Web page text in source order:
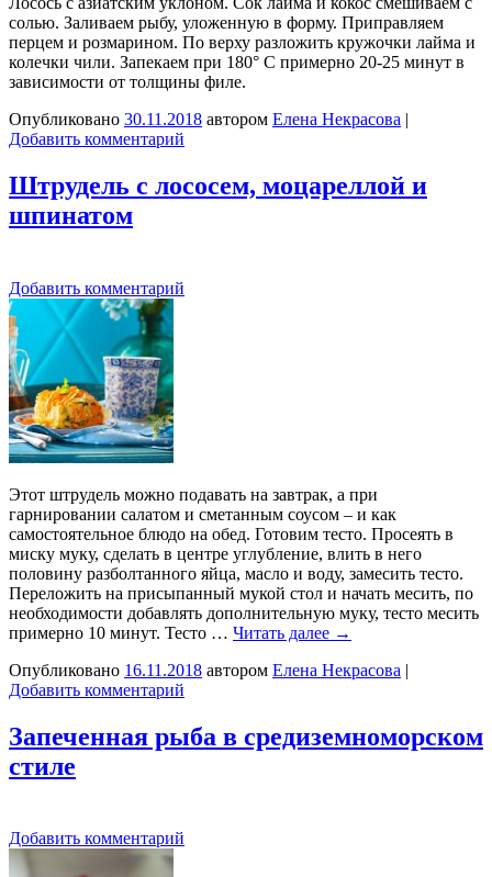
солью. Заливаем рыбу, уложенную в форму. Приправляем
перцем и розмарином. По верху разложить кружочки лайма и
колечки чили. Запекаем при 180° C примерно 20-25 минут в
зависимости от толщины филе.
Опубликовано 30.11.2018 автором Елена Некрасова |
Добавить комментарий
Штрудель с лососем, моцареллой и
шпинатом
Добавить комментарий
Этот штрудель можно подавать на завтрак, а при
гарнировании салатом и сметанным соусом – и как
самостоятельное блюдо на обед. Готовим тесто. Просеять в
миску муку, сделать в центре углубление, влить в него
половину разболтанного яйца, масло и воду, замесить тесто.
Переложить на присыпанный мукой стол и начать месить, по
необходимости добавлять дополнительную муку, тесто месить
примерно 10 минут. Тесто … Читать далее →
Опубликовано 16.11.2018 автором Елена Некрасова |
Добавить комментарий
Запеченная рыба в средиземноморском
стиле
Добавить комментарий